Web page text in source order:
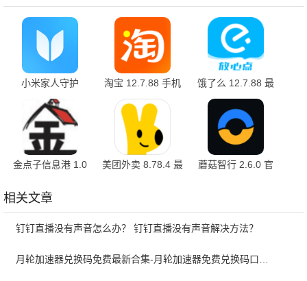
小米家人守护
3.11.10.14 最新版
淘宝 12.7.88 手机
版
饿了么 12.7.88 最
新版
金点子信息港 1.0
美团外卖 8.78.4 最
蘑菇智行 2.6.0 官
相关文章
钉钉直播没有声音怎么办？ 钉钉直播没有声音解决方法？